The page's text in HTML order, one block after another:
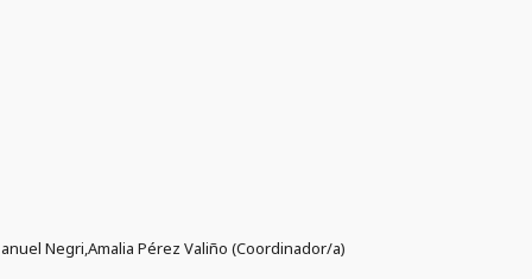
Negri,Amalia Pérez Valiño (Coordinador/a)